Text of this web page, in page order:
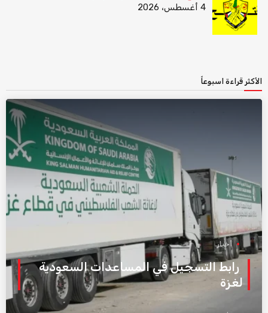
4 أغسطس، 2026
الأكثر قراءة اسبوعاً
أخبار
رابط التسجيل في المساعدات السعودية
لغزة